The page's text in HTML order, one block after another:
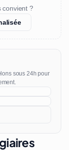
convient ?
sous 24h pour